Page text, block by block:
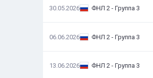
30.05.2026 ФНЛ 2 - Группа 3
06.06.2026 ФНЛ 2 - Группа 3
13.06.2026 ФНЛ 2 - Группа 3